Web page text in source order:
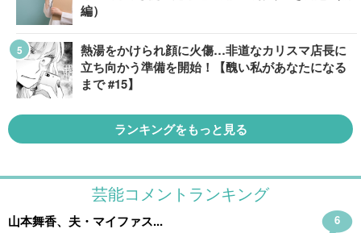
編）
熱湯をかけられ顔に火傷…非道なカリスマ店長に
立ち向かう準備を開始！【醜い私があなたになる
まで #15】
ランキングをもっと見る